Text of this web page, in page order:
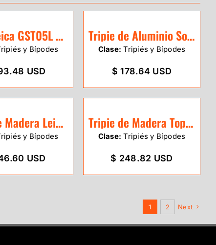
Tripie Leica GST05L de aluminio
y Bípodes
USD
Tripie de Aluminio Sokkia uso rudo
Clase: Tripiés y Bípodes
$ 178.64 USD
Tripie de Madera Leica GST40
y Bípodes
USD
Tripie de Madera Topcon 590100
Clase: Tripiés y Bípodes
$ 248.82 USD
1 2 Next